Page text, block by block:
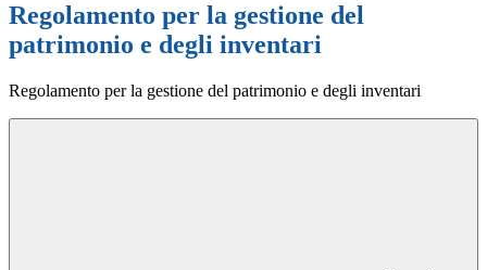
Regolamento per la gestione del
patrimonio e degli inventari
Regolamento per la gestione del patrimonio e degli inventari